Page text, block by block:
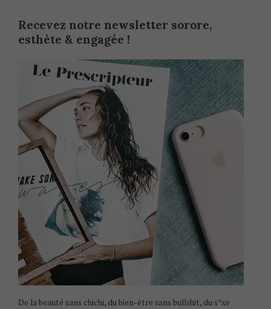
Recevez notre newsletter sorore,
esthète & engagée !
De la beauté sans chichi, du bien-être sans bullshit, du s*xe